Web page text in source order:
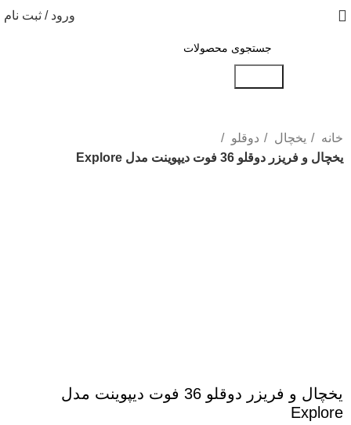
ورود / ثبت نام
خانه یخچال
دوقلو
یخچال و فریزر دوقلو 36 فوت دیپوینت مدل Explore
یخچال و فریزر دوقلو 36 فوت دیپوینت مدل
Explore